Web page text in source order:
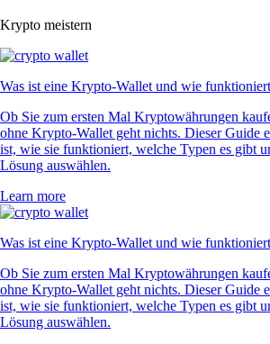
Krypto meistern
Was ist eine Krypto-Wallet und wie
Ob Sie zum ersten Mal Kryptowährungen
ohne Krypto-Wallet geht nichts. Dieser Guide
ist, wie sie funktioniert, welche Typen es gibt
Lösung auswählen.
Learn more
Was ist eine Krypto-Wallet und wie
Ob Sie zum ersten Mal Kryptowährungen
ohne Krypto-Wallet geht nichts. Dieser Guide
ist, wie sie funktioniert, welche Typen es gibt
Lösung auswählen.